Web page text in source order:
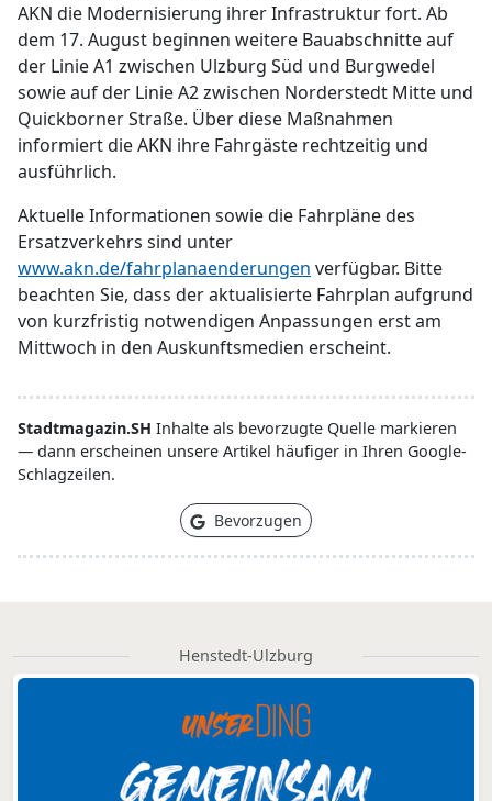
AKN die Modernisierung ihrer Infrastruktur fort. Ab
dem 17. August beginnen weitere Bauabschnitte auf
der Linie A1 zwischen Ulzburg Süd und Burgwedel
sowie auf der Linie A2 zwischen Norderstedt Mitte und
Quickborner Straße. Über diese Maßnahmen
informiert die AKN ihre Fahrgäste rechtzeitig und
ausführlich.
Aktuelle Informationen sowie die Fahrpläne des
Ersatzverkehrs sind unter
www.akn.de/fahrplanaenderungen verfügbar. Bitte
beachten Sie, dass der aktualisierte Fahrplan aufgrund
von kurzfristig notwendigen Anpassungen erst am
Mittwoch in den Auskunftsmedien erscheint.
Stadtmagazin.SH Inhalte als bevorzugte Quelle markieren
— dann erscheinen unsere Artikel häufiger in Ihren Google-
Schlagzeilen.
Bevorzugen
Henstedt-Ulzburg